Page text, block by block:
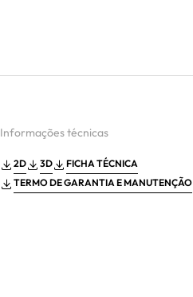
Informações técnicas
2D 3D
FICHA TÉCNICA
TERMO DE GARANTIA E MANUTENÇÃO